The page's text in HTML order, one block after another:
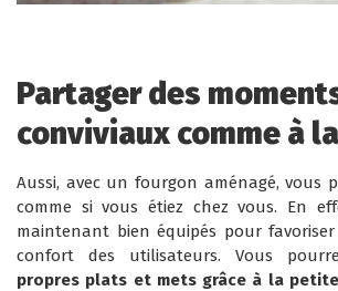
Partager des
conviviaux comme à
Aussi, avec un fourgon aménagé, vous
comme si vous étiez chez vous. En
maintenant bien équipés pour
confort des utilisateurs. Vous
propres plats et mets grâce à la